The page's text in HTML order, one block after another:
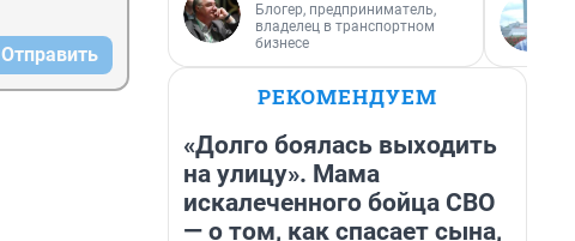
Отправить
Блогер, предприниматель,
владелец в транспортном
бизнесе
РЕКОМЕНДУЕМ
«Долго боялась выходить
на улицу». Мама
искалеченного бойца СВО
— о том, как спасает сына,